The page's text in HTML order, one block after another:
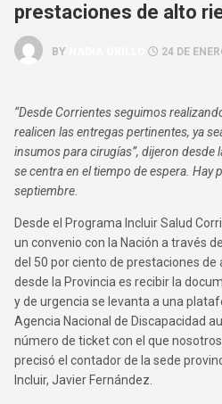
prestaciones de alto
BY 24 DE
“Desde Corrientes seguimos
realicen las entregas pertinentes, ya
insumos para cirugías”, dijeron desde
se centra en el tiempo de espera. Hay
septiembre.
Desde el Programa Incluir Salud
un convenio con la Nación a través
del 50 por ciento de prestaciones de
desde la Provincia es recibir la
y de urgencia se levanta a una
Agencia Nacional de Discapacidad
número de ticket con el que
precisó el contador de la sede
Incluir, Javier Fernández.